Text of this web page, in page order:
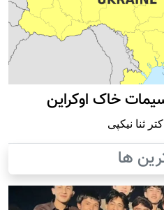
خاک اوکراین
ثنا نیکپی
ها